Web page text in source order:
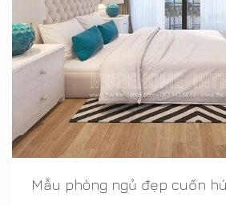
Mẫu phòng ngủ đẹp cuốn